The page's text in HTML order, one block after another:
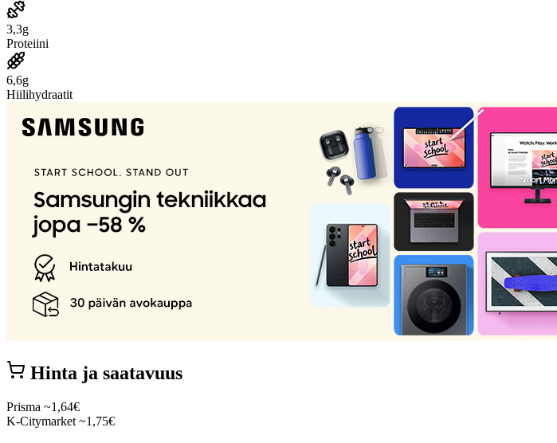
3,3g
Proteiini
6,6g
Hiilihydraatit
Hinta ja saatavuus
Prisma ~1,64€
K-Citymarket ~1,75€